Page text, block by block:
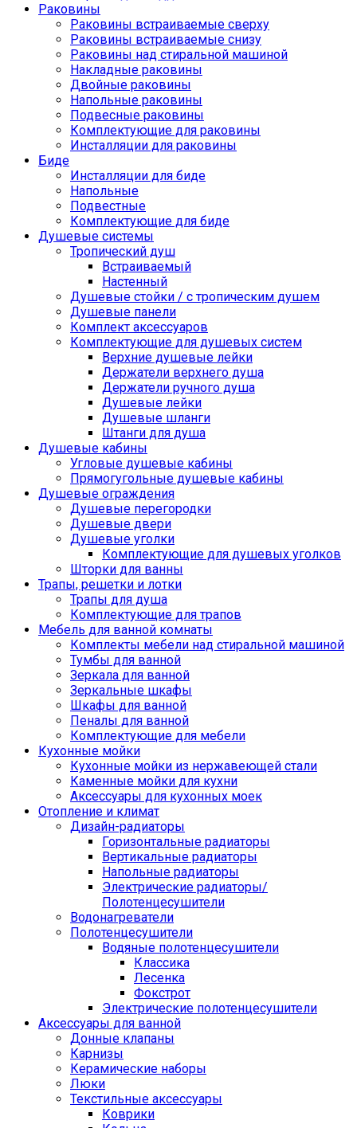
Раковины
Раковины встраиваемые сверху
Раковины встраиваемые снизу
Раковины над стиральной машиной
Накладные раковины
Двойные раковины
Напольные раковины
Подвесные раковины
Комплектующие для раковины
Инсталляции для раковины
Биде
Инсталляции для биде
Напольные
Подвестные
Комплектующие для биде
Душевые системы
Тропический душ
Встраиваемый
Настенный
Душевые стойки / с тропическим душем
Душевые панели
Комплект аксессуаров
Комплектующие для душевых систем
Верхние душевые лейки
Держатели верхнего душа
Держатели ручного душа
Душевые лейки
Душевые шланги
Штанги для душа
Душевые кабины
Угловые душевые кабины
Прямогугольные душевые кабины
Душевые ограждения
Душевые перегородки
Душевые двери
Душевые уголки
Комплектующие для душевых уголков
Шторки для ванны
Трапы, решетки и лотки
Трапы для душа
Комплектующие для трапов
Мебель для ванной комнаты
Комплекты мебели над стиральной машиной
Тумбы для ванной
Зеркала для ванной
Зеркальные шкафы
Шкафы для ванной
Пеналы для ванной
Комплектующие для мебели
Кухонные мойки
Кухонные мойки из нержавеющей стали
Каменные мойки для кухни
Аксессуары для кухонных моек
Отопление и климат
Дизайн-радиаторы
Горизонтальные радиаторы
Вертикальные радиаторы
Напольные радиаторы
Электрические радиаторы/
Полотенцесушители
Водонагреватели
Полотенцесушители
Водяные полотенцесушители
Классика
Лесенка
Фокстрот
Электрические полотенцесушители
Аксессуары для ванной
Донные клапаны
Карнизы
Керамические наборы
Люки
Текстильные аксессуары
Коврики